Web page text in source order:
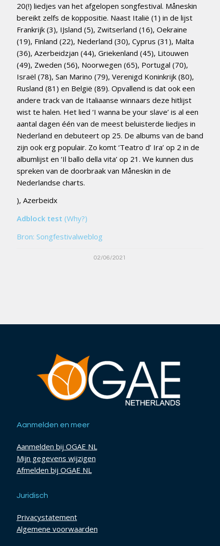
20(!) liedjes van het afgelopen songfestival. Måneskin
bereikt zelfs de koppositie. Naast Italië (1) in de lijst
Frankrijk (3), IJsland (5), Zwitserland (16), Oekraine
(19), Finland (22), Nederland (30), Cyprus (31), Malta
(36), Azerbeidzjan (44), Griekenland (45), Litouwen
(49), Zweden (56), Noorwegen (65), Portugal (70),
Israël (78), San Marino (79), Verenigd Koninkrijk (80),
Rusland (81) en België (89). Opvallend is dat ook een
andere track van de Italiaanse winnaars deze hitlijst
wist te halen. Het lied ‘I wanna be your slave’ is al een
aantal dagen één van de meest beluisterde liedjes in
Nederland en debuteert op 25. De albums van de band
zijn ook erg populair. Zo komt ‘Teatro d’ Ira’ op 2 in de
albumlijst en ‘Il ballo della vita’ op 21. We kunnen dus
spreken van de doorbraak van Måneskin in de
Nederlandse charts.
), Azerbeidx
Adblock test (Why?)
Bron: Songfestivalweblog
02/06/2021
Aanmelden en meer
Aanmelden bij OGAE NL
Mijn gegevens wijzigen
Afmelden bij OGAE NL
Juridisch
Privacystatement
Algemene voorwaarden